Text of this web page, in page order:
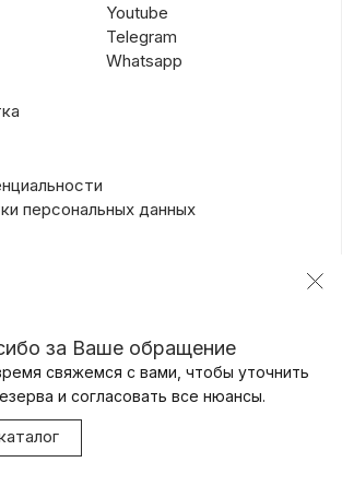
Youtube
Telegram
Whatsapp
персональных данных
за Ваше обращение
свяжемся с вами, чтобы уточнить
и согласовать все нюансы.